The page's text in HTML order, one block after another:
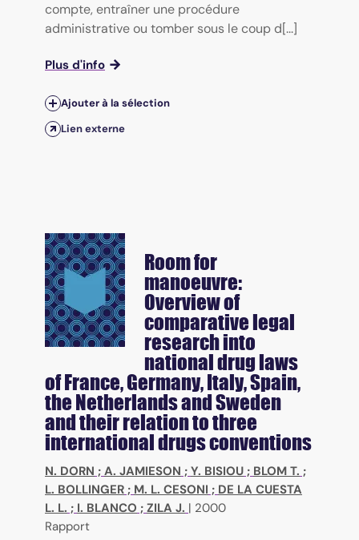
compte, entraîner une procédure
administrative ou tomber sous le coup d[...]
Plus d'info
Ajouter à la sélection
Lien externe
Room for
manoeuvre:
Overview of
comparative legal
research into
national drug laws
of France, Germany, Italy, Spain,
the Netherlands and Sweden
and their relation to three
international drugs conventions
N. DORN ; A. JAMIESON ; Y. BISIOU ; BLOM T. ;
L. BOLLINGER ; M. L. CESONI ; DE LA CUESTA
L. L. ; I. BLANCO ; ZILA J. | 2000
Rapport